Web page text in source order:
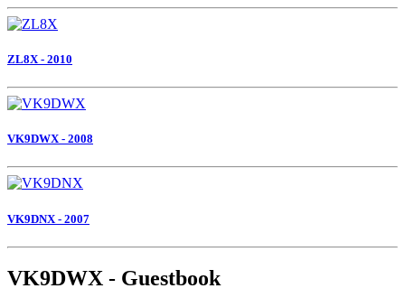
ZL8X - 2010
VK9DWX - 2008
VK9DNX - 2007
VK9DWX - Guestbook